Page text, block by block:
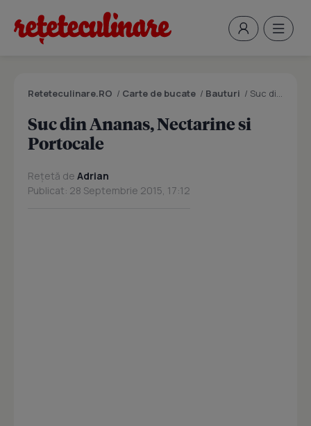
Reteteculinare.RO / Carte de bucate / Bauturi / Suc din Ananas, Nectarine si Portocale
Suc din Ananas, Nectarine si
Portocale
Rețetă de Adrian
Publicat: 28 Septembrie 2015, 17:12